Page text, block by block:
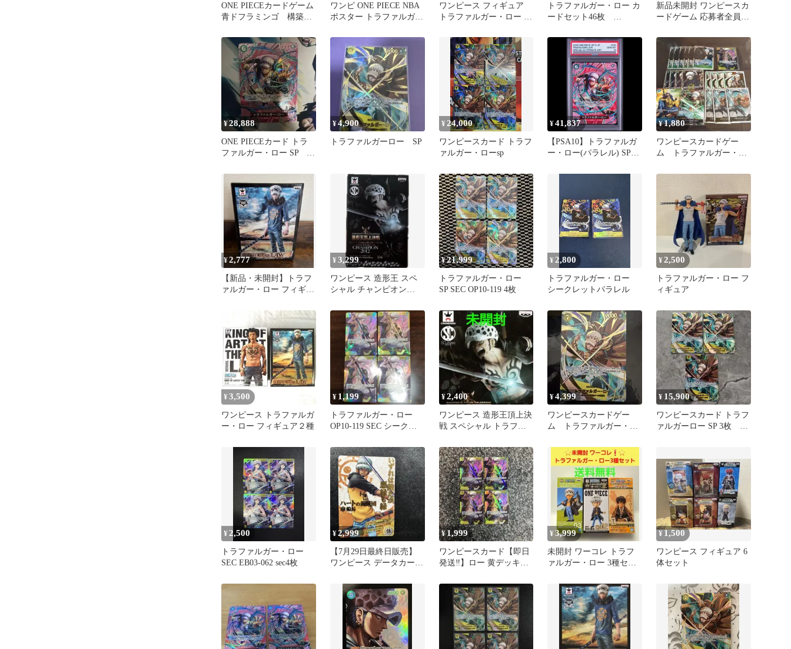
ONE PIECEカードゲーム
青ドフラミンゴ 構築済
キ
ワンピ ONE PIECE NBA
ポスター トラファルガ
ワンピース フィギュア
トラファルガー・ロー 1
トラファルガー・ロー カ
ードセット46枚
新品未開封 ワンピースカ
ードゲーム 応募者全員サ
ド
¥28,888
ONE PIECEカード トラ
ファルガー・ロー SP ワ
ル
¥4,900
トラファルガーロー SP
¥24,000
ワンピースカード トラフ
ァルガー・ローsp
¥41,837
【PSA10】トラファルガ
ー・ロー(パラレル) SP
¥1,880
ワンピースカードゲー
ム トラファルガー・ロ
¥2,777
【新品・未開封】トラフ
ァルガー・ロー フィギュ
¥3,299
ワンピース 造形王 スペ
シャル チャンピオン
ー
¥21,999
トラファルガー・ロー
SP SEC OP10-119 4枚
¥2,800
トラファルガー・ロー
シークレットパラレル
¥2,500
トラファルガー・ロー フ
ィギュア
¥ 3,500
ワンピース トラファルガ
ー・ロー フィギュア２種
¥ 1,199
トラファルガー・ロー
OP10-119 SEC シークレ
¥2,400
ワンピース 造形王頂上決
戦 スペシャル トラファ
¥4,399
ワンピースカードゲー
ム トラファルガー・ロ
ド パラレル
¥ 15,900
ワンピースカード トラフ
ァルガーロー SP 3枚
¥2,500
トラファルガー・ロー
SEC EB03-062 sec4枚
¥2,999
【7月29日最終日販売】
ワンピース データカード
¥1,999
ワンピースカード【即日
発送‼️】ロー 黄デッキ強
¥3,999
未開封 ワーコレ トラフ
ァルガー・ロー 3種セッ
¥ 1,500
ワンピース フィギュア 6
体セット